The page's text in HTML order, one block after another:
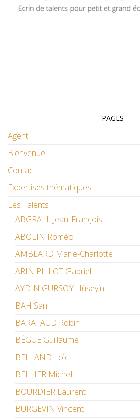
PAGES
Agent
Bienvenue
Contact
Expertises thématiques
Les Talents
ABGRALL Jean-François
ABOLIN Roméo
AMBLARD Marie-Charlotte
ARIN PILLOT Gabriel
AYDIN GÜRSOY Hüseyin
BAH San
BARATAUD Robin
BÈGUE Guillaume
BELLAND Loïc
BELLIER Michel
BOURDIER Laurent
BURGEVIN Vincent